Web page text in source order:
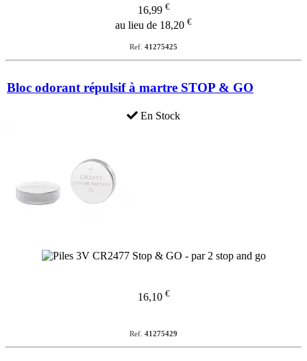
16,99 €
au lieu de 18,20 €
Ref. 41275425
Bloc odorant répulsif à martre STOP & GO
En Stock
16,10 €
Ref. 41275429